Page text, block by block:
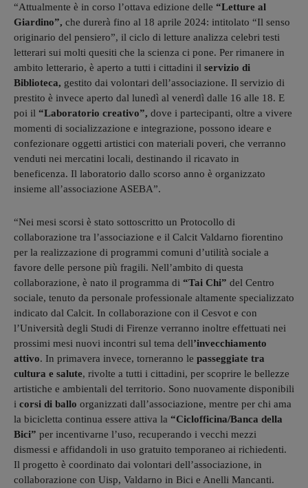
“Attualmente è in corso l’ottava edizione delle “Letture al
Giardino”, che durerà fino al 18 aprile 2024: intitolato “Il senso
originario del pensiero”, il ciclo di letture analizza celebri testi
letterari sui molti quesiti che la scienza ci pone. Per rimanere in
ambito letterario, è aperto a tutti i cittadini il servizio di
Biblioteca, gestito dai volontari dell’associazione. Il servizio di
prestito è invece aperto dal lunedì al venerdì dalle 16 alle 18. E
poi il “Laboratorio creativo”, dove i partecipanti, oltre a vivere
momenti di socializzazione e integrazione, possono ideare e
confezionare oggetti artistici con materiali poveri, che verranno
venduti nei mercatini locali, destinando il ricavato in
beneficenza. Il laboratorio dallo scorso anno è organizzato
insieme all’associazione ASEBA”.
“Nei mesi scorsi è stato sottoscritto un Protocollo di
collaborazione tra l’associazione e il Calcit Valdarno fiorentino
per la realizzazione di programmi comuni d’utilità sociale a
favore delle persone più fragili. Nell’ambito di questa
collaborazione, è nato il programma di “Tai Chi” del Centro
sociale, tenuto da personale professionale altamente specializzato
indicato dal Calcit. In collaborazione con il Cesvot e con
l’Università degli Studi di Firenze verranno inoltre effettuati nei
prossimi mesi nuovi incontri sul tema dell’invecchiamento
attivo. In primavera invece, torneranno le passeggiate tra
cultura e salute, rivolte a tutti i cittadini, per scoprire le bellezze
artistiche e ambientali del territorio. Sono nuovamente disponibili
i corsi di ballo organizzati dall’associazione, mentre per chi ama
la bicicletta continua essere attiva la “Ciclofficina/Banca della
Bici” per incentivarne l’uso, recuperando i vecchi mezzi
dismessi e affidandoli in uso gratuito temporaneo ai richiedenti.
Il progetto è coordinato dai volontari dell’associazione, in
collaborazione con Uisp, Valdarno in Bici e Anelli Mancanti.